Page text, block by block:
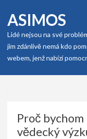
content
Enter)
ASIMOS
Lidé nejsou na své
jim zdánlivě nemá kdo
webem, jenž nabízí
Proč
vědecký